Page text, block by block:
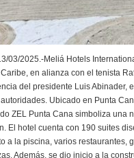
03/2025.-Meliá Hotels
en alianza con el tenista
del presidente Luis Abinader,
Ubicado en Punta
ZEL Punta Cana simboliza una
El hotel cuenta con 190 suites
a la piscina, varios restaurantes,
Además, se dio inicio a la